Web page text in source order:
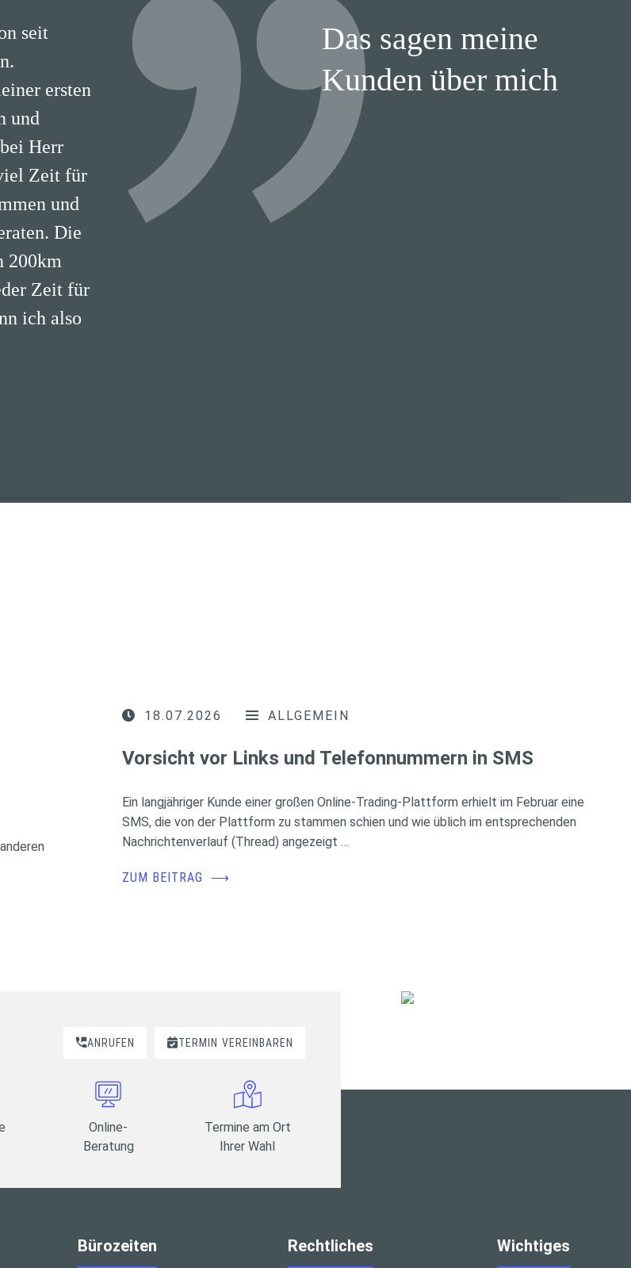
Das sagen meine
Kunden über mich
seit
ersten
und
Herr
Zeit für
und
Die
200km
Zeit für
ich also
18.07.2026 ALLGEMEIN
Vorsicht vor Links und Telefonnummern in SMS
Ein langjähriger Kunde einer großen Online-Trading-Plattform erhielt im Februar eine
SMS, die von der Plattform zu stammen schien und wie üblich im entsprechenden
Nachrichtenverlauf (Thread) angezeigt …
ZUM BEITRAG ⟶
ANRUFEN TERMIN VEREINBAREN
Online-
Beratung
Termine am Ort
Ihrer Wahl
Bürozeiten Rechtliches Wichtiges